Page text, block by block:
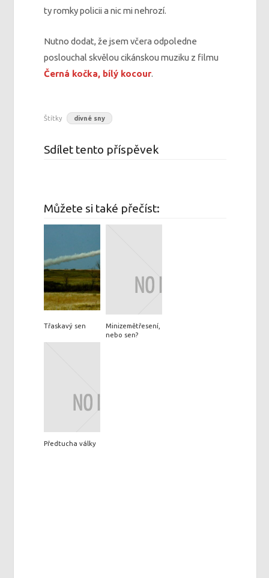
ty romky policii a nic mi nehrozí.
Nutno dodat, že jsem včera odpoledne
poslouchal skvělou cikánskou muziku z filmu
Černá kočka, bílý kocour.
Štítky divné sny
Sdílet tento příspěvek
Můžete si také přečíst:
Třaskavý sen
Minizemětřesení,
nebo sen?
Předtucha války